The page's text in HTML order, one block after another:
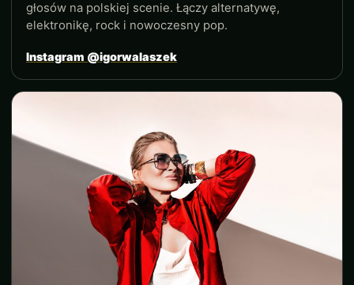
głosów na polskiej scenie. Łączy alternatywę,
elektronikę, rock i nowoczesny pop.
Instagram @igorwalaszek